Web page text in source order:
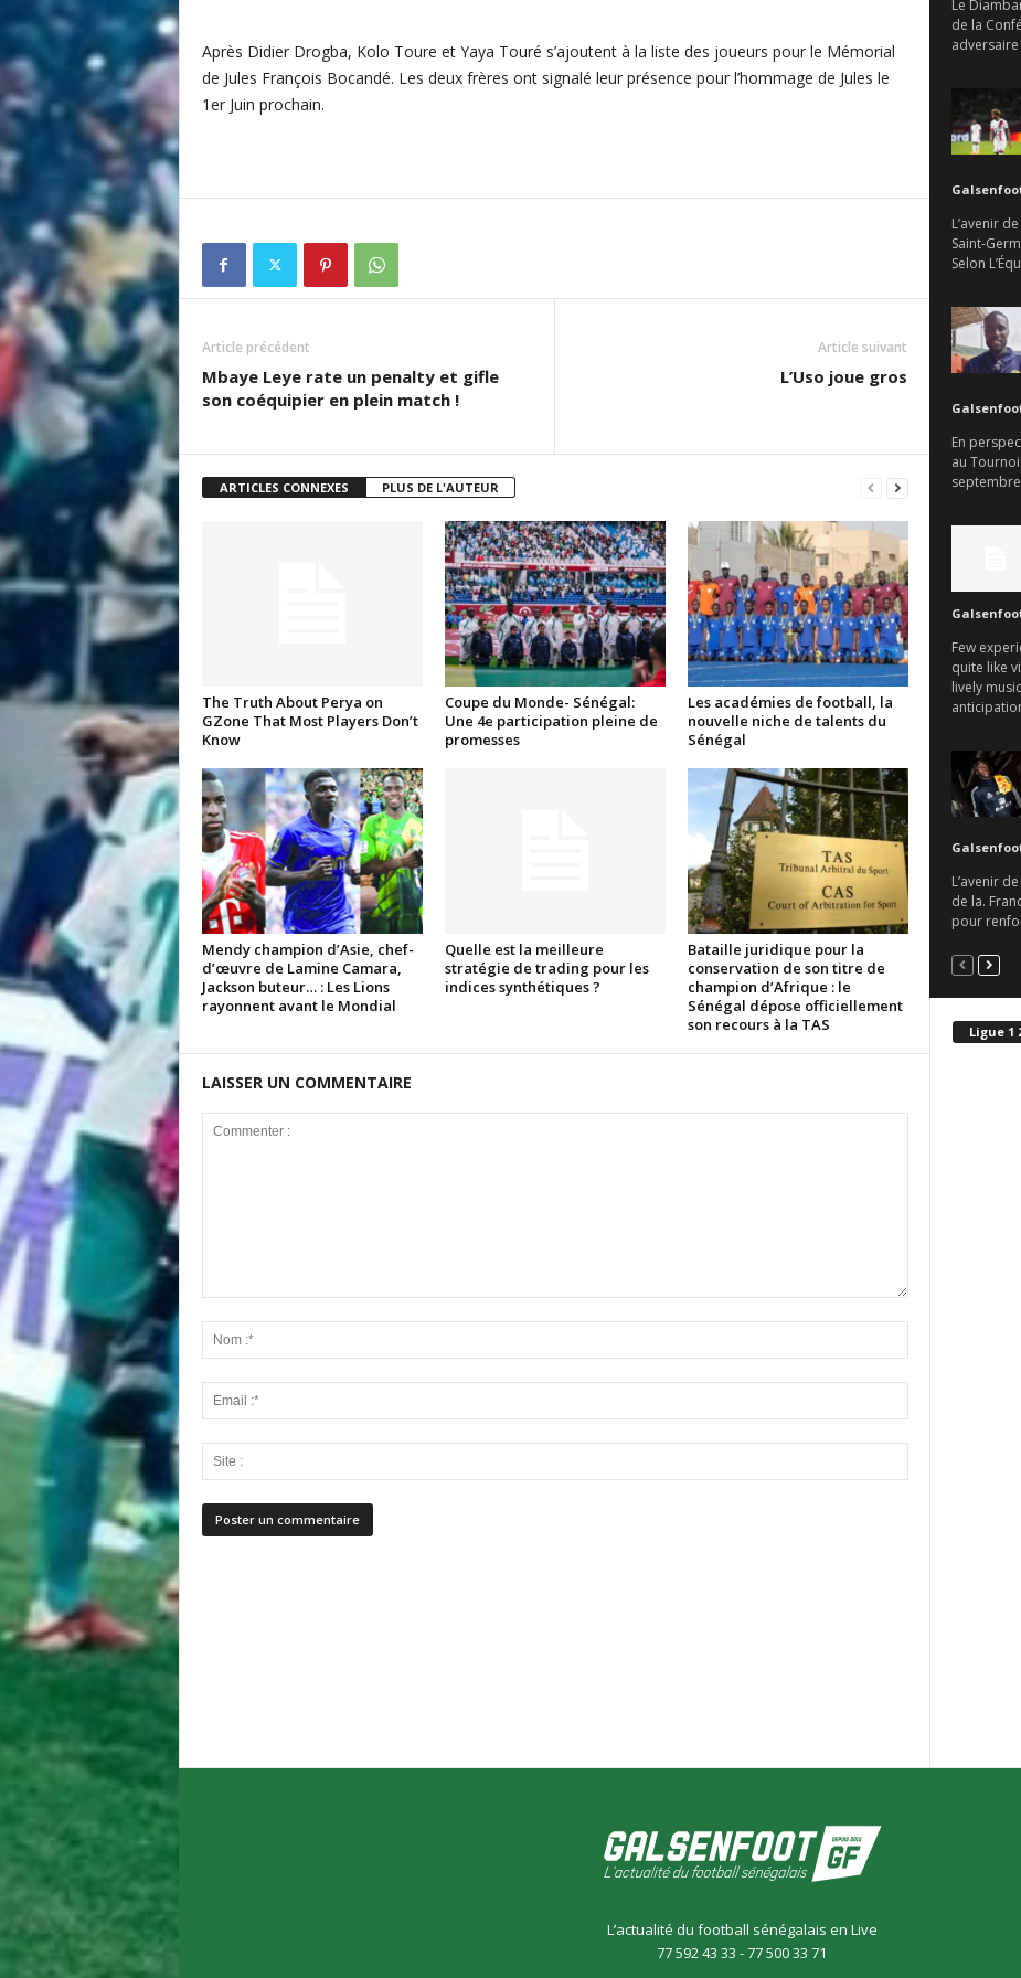
é
d
u
o
o
l
l
S
é
é
g
a
s
Après Didier Drogba, Kolo Toure et Yaya Touré s’ajoutent à la liste des joueurs pour le Mémorial
de Jules François Bocandé. Les deux frères ont signalé leur présence pour l’hommage de Jules le
1er Juin prochain.
Article précédent
Mbaye Leye rate un penalty et gifle
son coéquipier en plein match !
Article suivant
L’Uso joue gros
ARTICLES CONNEXES PLUS DE L'AUTEUR
The Truth About Perya on
GZone That Most Players Don’t
Know
Coupe du Monde- Sénégal:
Une 4e participation pleine de
promesses
Les académies de football, la
nouvelle niche de talents du
Sénégal
Mendy champion d’Asie, chef-
d’œuvre de Lamine Camara,
Jackson buteur… : Les Lions
rayonnent avant le Mondial
Quelle est la meilleure
stratégie de trading pour les
indices synthétiques ?
Bataille juridique pour la
conservation de son titre de
champion d’Afrique : le
Sénégal dépose officiellement
son recours à la TAS
LAISSER UN COMMENTAIRE
Le
de la
adversaire
L’avenir
Saint-
Selon
En
au
Few
quite like
lively
L’avenir
de la.
pour
Ligue 1
L’actualité du football sénégalais en Live
77 592 43 33 - 77 500 33 71